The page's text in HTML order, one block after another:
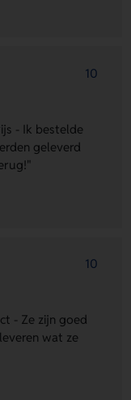
10
- Ik bestelde
geleverd
10
- Ze zijn goed
wat ze